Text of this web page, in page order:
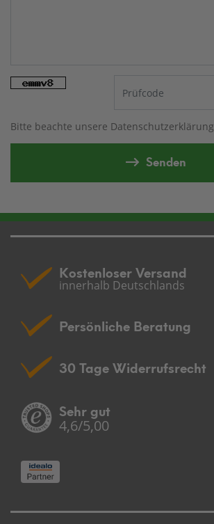
Bitte beachte unsere Datenschutzerklärung
Senden
Kostenloser Versand
innerhalb Deutschlands
Persönliche Beratung
30 Tage Widerrufsrecht
Sehr gut
4,6/5,00